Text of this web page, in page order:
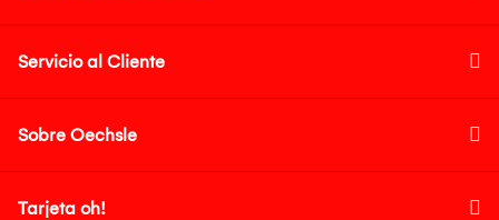
Servicio al Cliente
Sobre Oechsle
Tarjeta oh!